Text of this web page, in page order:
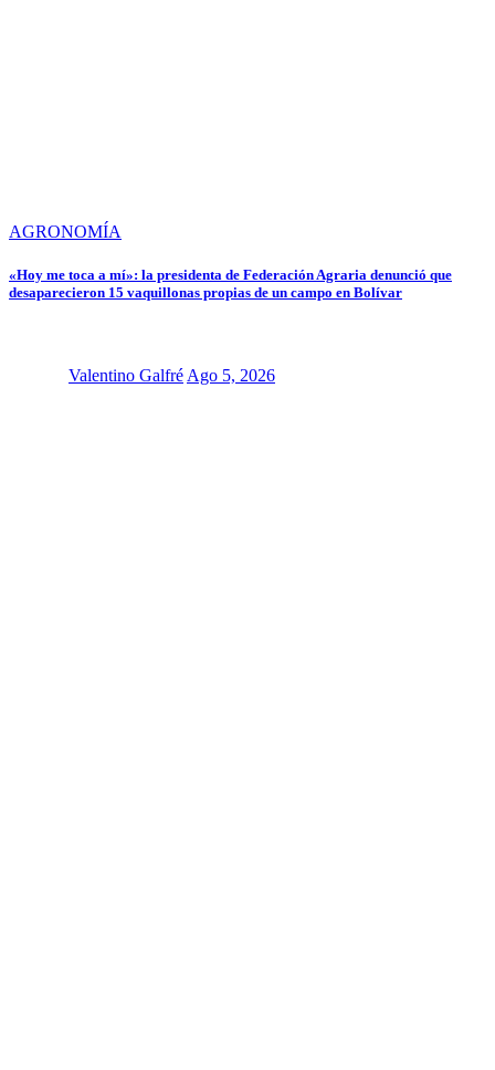
AGRONOMÍA
«Hoy me toca a mí»: la presidenta de Federación Agraria denunció que
desaparecieron 15 vaquillonas propias de un campo en Bolívar
Valentino GalfréAgo 5, 2026